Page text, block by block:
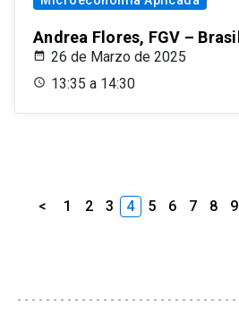
Andrea Flores, FGV – Brasil
26 de Marzo de 2025
13:35 a 14:30
< 1 2 3 4 5 6 7 8 9